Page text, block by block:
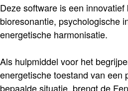
Deze software is een
bioresonantie, psychologische
energetische harmonisatie.
Als hulpmiddel voor het
energetische toestand van een
bepaalde situatie, brengt de